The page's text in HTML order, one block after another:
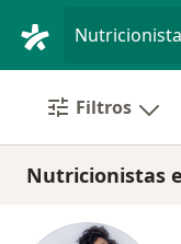
Filtros
Nutricionistas